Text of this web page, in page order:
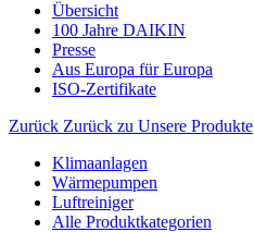
Übersicht
100 Jahre DAIKIN
Presse
Aus Europa für Europa
ISO-Zertifikate
Zurück Zurück zu Unsere Produkte
Klimaanlagen
Wärmepumpen
Luftreiniger
Alle Produktkategorien